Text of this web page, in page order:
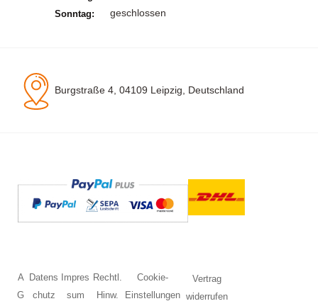
Sonntag: geschlossen
Burgstraße 4, 04109 Leipzig, Deutschland
A
G
Datens
chutz
Impres
sum
Rechtl.
Hinw.
Cookie-
Einstellungen
Vertrag
widerrufen